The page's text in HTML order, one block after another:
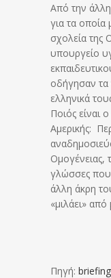
Από την
για τα οποία
σχολεία της
υπουργείο
οδήγησαν τα
ελληνικά
Ποιός είναι
Αμερικής:
Ομογένειας,
γλώσσες που
άλλη άκρη
«μιλάει»
Πηγή: